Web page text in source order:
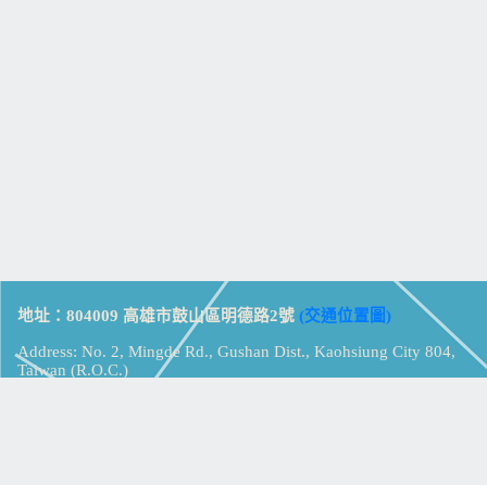
地址：804009 高雄市鼓山區明德路2號 (交通位置圖)
Address: No. 2, Mingde Rd., Gushan Dist., Kaohsiung City 804,
Taiwan (R.O.C.)